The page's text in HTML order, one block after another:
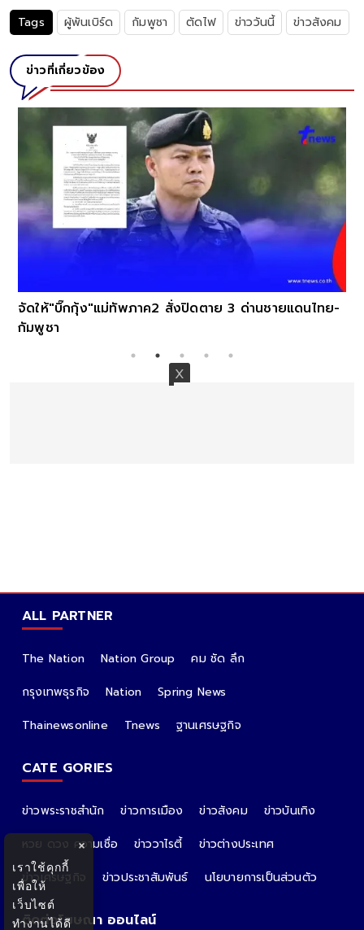
Tags ผู้พันเบิร์ด กัมพูชา ตัดไฟ ข่าววันนี้ ข่าวสังคม
ข่าวที่เกี่ยวข้อง
จัดให้"บิ๊กกุ้ง"แม่ทัพภาค2 สั่งปิดตาย 3 ด่านชายแดนไทย-
กัมพูชา
ALL PARTNER
The Nation Nation Group
คม ชัด ลึก
กรุงเทพธุรกิจ
Nation
Spring News
Thainewsonline
Tnews ฐานเศรษฐกิจ
CATE GORIES
ข่าวพระราชสำนัก ข่าวการเมือง ข่าวสังคม
ข่าวบันเทิง
หวย ดวง ความเชื่อ
ข่าววาไรตี้
ข่าวต่างประเทศ
ข่าวเศรษฐกิจ
ข่าวประชาสัมพันธ์ นโยบายการเป็นส่วนตัว
ติดต่อโฆษณา ออนไลน์
×
เราใช้คุกกี้
เพื่อให้
เว็บไซต์
ทำงานได้ดี